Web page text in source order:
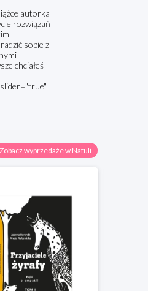
autorka
rozwiązań
sobie z
chciałeś
Zobacz wyprzedaże w Natuli